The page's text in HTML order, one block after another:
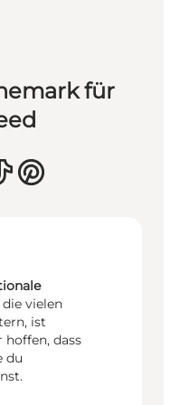
für
vielen
ist
hoffen, dass
du